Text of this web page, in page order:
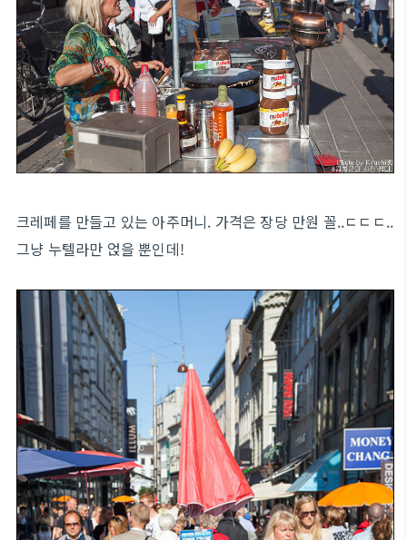
크레페를 만들고 있는 아주머니. 가격은 장당 만원 꼴..ㄷㄷㄷ..
그냥 누텔라만 얹을 뿐인데!